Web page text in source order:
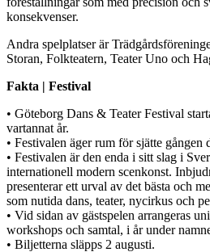
konsekvenser.
Andra spelplatser är
Storan, Folkteatern, Teater Uno och
Fakta | Festival
• Göteborg Dans & Teater Festival
vartannat år.
• Festivalen äger rum för sjätte gången
• Festivalen är den enda i sitt slag i
internationell modern scenkonst.
presenterar ett urval av det bästa och
som nutida dans, teater, nycirkus och
• Vid sidan av gästspelen arrangeras
workshops och samtal, i år under
• Biljetterna släpps 2 augusti.